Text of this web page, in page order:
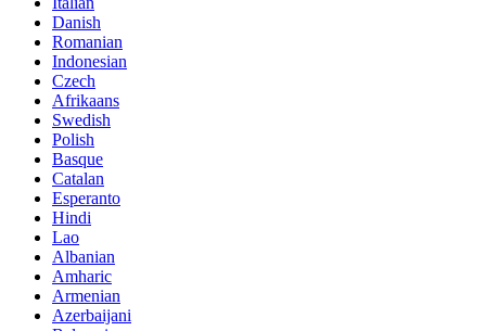
Danish
Romanian
Indonesian
Czech
Afrikaans
Swedish
Polish
Basque
Catalan
Esperanto
Hindi
Lao
Albanian
Amharic
Armenian
Azerbaijani